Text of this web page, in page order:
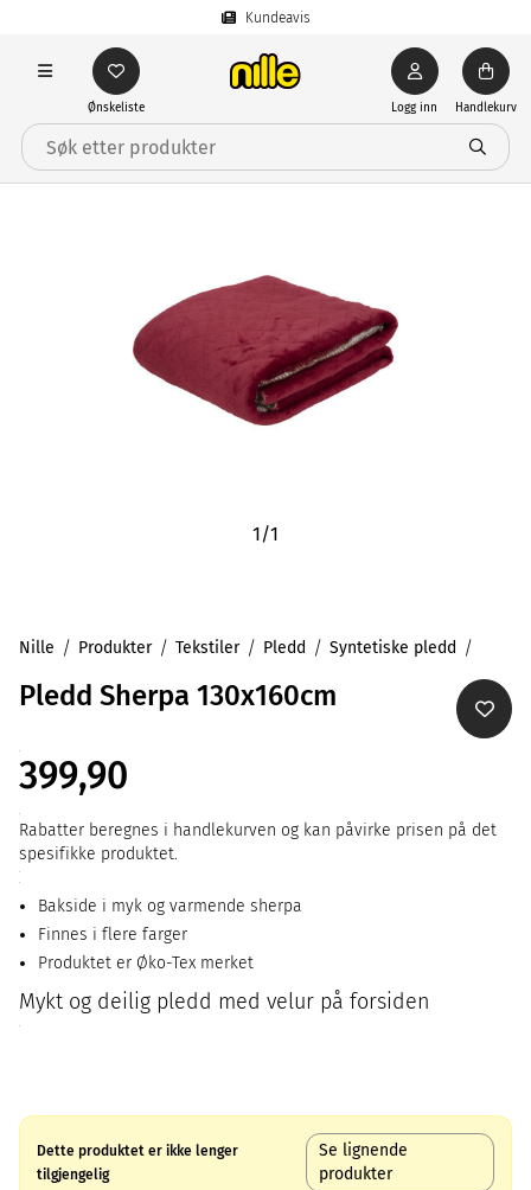
Kundeavis
Ønskeliste Logg inn Handlekurv
1/1
Nille Produkter Tekstiler Pledd Syntetiske pledd
Pledd Sherpa 130x160cm
399,90
Rabatter beregnes i handlekurven og kan påvirke prisen på det
spesifikke produktet.
Bakside i myk og varmende sherpa
Finnes i flere farger
Produktet er Øko-Tex merket
Mykt og deilig pledd med velur på forsiden
Dette produktet er ikke lenger
tilgjengelig
Se lignende
produkter